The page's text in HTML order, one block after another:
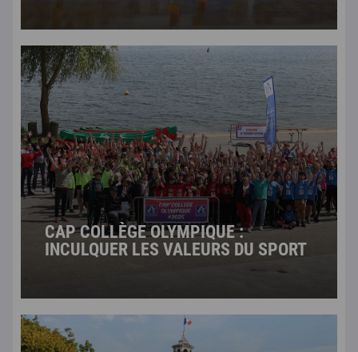
CAP COLLÈGE OLYMPIQUE :
INCULQUER LES VALEURS DU SPORT